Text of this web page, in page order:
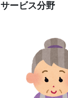
サービス分野